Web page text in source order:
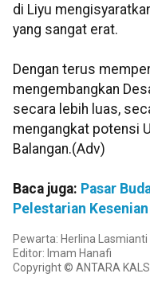
di Liyu
yang sangat erat.
Dengan terus
mengembangkan
secara lebih luas,
mengangkat potensi
Balangan.(Adv)
Baca juga: Pasar
Pelestarian
Pewarta: Herlina Lasmianti
Editor: Imam Hanafi
Copyright © ANTARA